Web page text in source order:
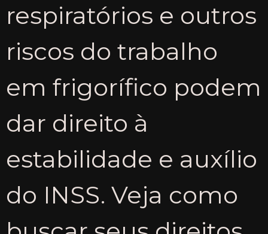
respiratórios e outros
riscos do trabalho
em frigorífico podem
dar direito à
estabilidade e auxílio
do INSS. Veja como